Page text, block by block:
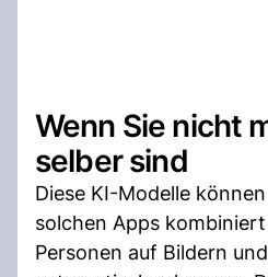
Wenn Sie nicht
selber sind
Diese KI-Modelle
solchen Apps
Personen auf Bildern